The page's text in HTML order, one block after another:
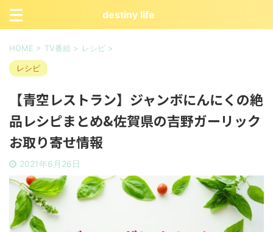
destiny life
HOME > TV番組 > レシピ >
レシピ
【青空レストラン】ジャンボにんにくの絶
品レシピまとめ&佐賀県の吉野ガーリック
お取り寄せ情報
2021年6月26日